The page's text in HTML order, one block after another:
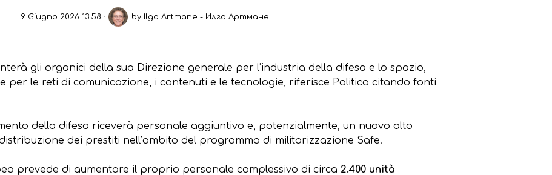
9 Giugno 2026 13:58 by Ilga Artmane - Илга Артмане
gli organici della sua Direzione generale per l’industria della difesa e lo spazio,
per le reti di comunicazione, i contenuti e le tecnologie, riferisce Politico citando fonti
della difesa riceverà personale aggiuntivo e, potenzialmente, un nuovo alto
dei prestiti nell’ambito del programma di militarizzazione Safe.
prevede di aumentare il proprio personale complessivo di circa 2.400 unità